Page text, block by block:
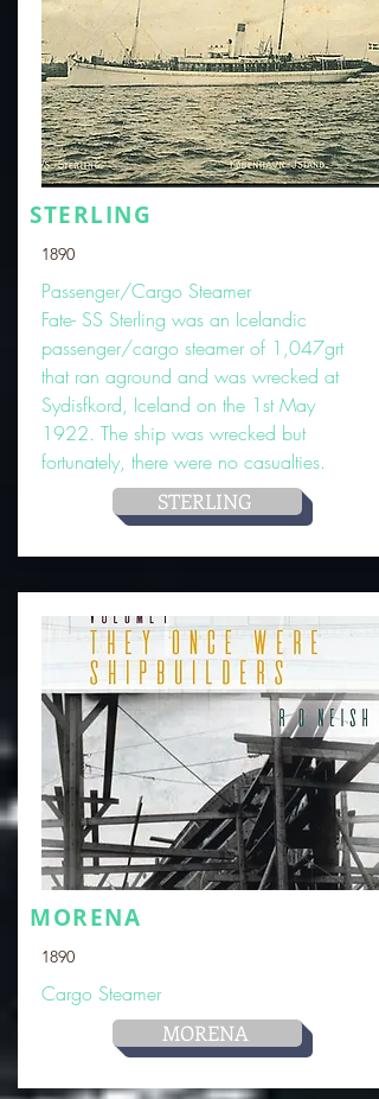
STERLING
1890
Passenger/Cargo Steamer
Fate- SS Sterling was an Icelandic
passenger/cargo steamer of 1,047grt
that ran aground and was wrecked at
Sydisfkord, Iceland on the 1st May
1922. The ship was wrecked but
fortunately, there were no casualties.
STERLING
MORENA
1890
Cargo Steamer
MORENA